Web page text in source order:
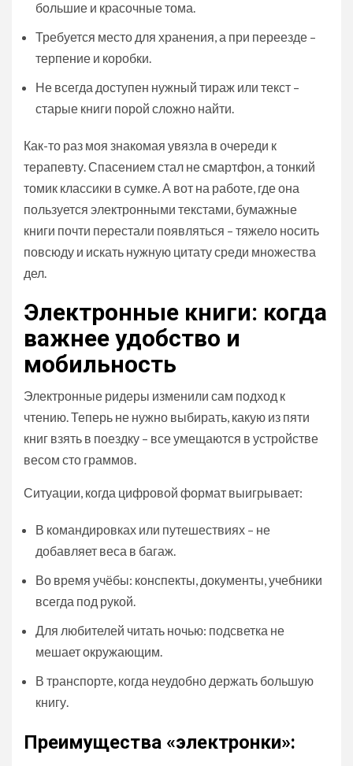
большие и красочные тома.
Требуется место для хранения, а при переезде –
терпение и коробки.
Не всегда доступен нужный тираж или текст –
старые книги порой сложно найти.
Как-то раз моя знакомая увязла в очереди к
терапевту. Спасением стал не смартфон, а тонкий
томик классики в сумке. А вот на работе, где она
пользуется электронными текстами, бумажные
книги почти перестали появляться – тяжело носить
повсюду и искать нужную цитату среди множества
дел.
Электронные книги: когда
важнее удобство и
мобильность
Электронные ридеры изменили сам подход к
чтению. Теперь не нужно выбирать, какую из пяти
книг взять в поездку – все умещаются в устройстве
весом сто граммов.
Ситуации, когда цифровой формат выигрывает:
В командировках или путешествиях – не
добавляет веса в багаж.
Во время учёбы: конспекты, документы, учебники
всегда под рукой.
Для любителей читать ночью: подсветка не
мешает окружающим.
В транспорте, когда неудобно держать большую
книгу.
Преимущества «электронки»: